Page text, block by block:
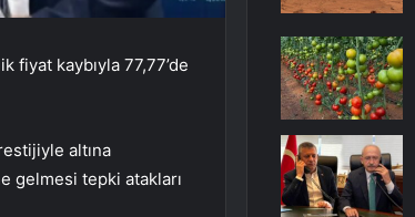
fiyat kaybıyla 77,77’de
altına
gelmesi tepki atakları